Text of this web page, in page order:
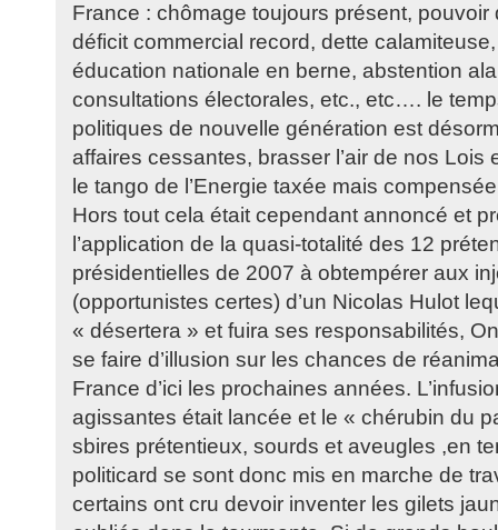
France : chômage toujours présent, pouvoir
déficit commercial record, dette
éducation nationale en berne, abstention
consultations électorales, etc., etc…. le
politiques de nouvelle génération est
affaires cessantes, brasser l’air de nos Lois
le tango de l’Energie taxée mais
Hors tout cela était cependant annoncé et
l’application de la quasi-totalité des 12
présidentielles de 2007 à obtempérer aux
(opportunistes certes) d’un Nicolas Hulot
« désertera » et fuira ses responsabilités,
se faire d’illusion sur les chances de
France d’ici les prochaines années.
agissantes était lancée et le « chérubin du
sbires prétentieux, sourds et aveugles ,en
politicard se sont donc mis en marche de
certains ont cru devoir inventer les gilets